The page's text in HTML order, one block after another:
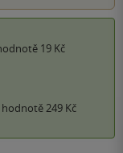
19 Kč
249 Kč